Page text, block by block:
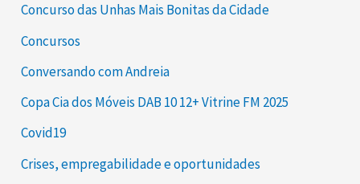
Concurso das Unhas Mais Bonitas da Cidade
Concursos
Conversando com Andreia
Copa Cia dos Móveis DAB 10 12+ Vitrine FM 2025
Covid19
Crises, empregabilidade e oportunidades